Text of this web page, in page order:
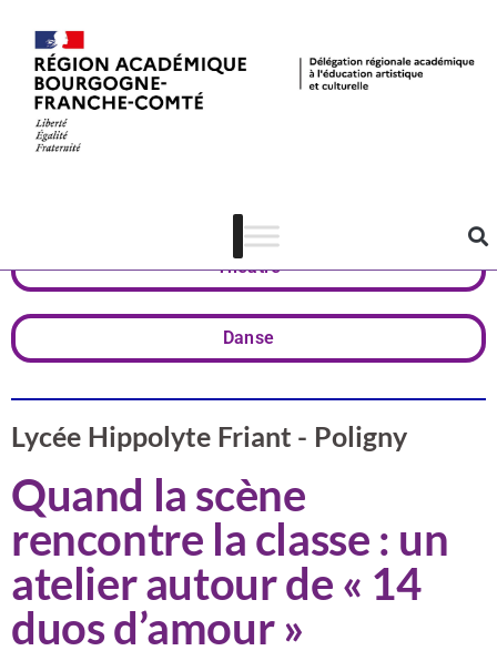
Théâtre
Danse
Lycée Hippolyte Friant - Poligny
Quand la scène
rencontre la classe : un
atelier autour de « 14
duos d’amour »